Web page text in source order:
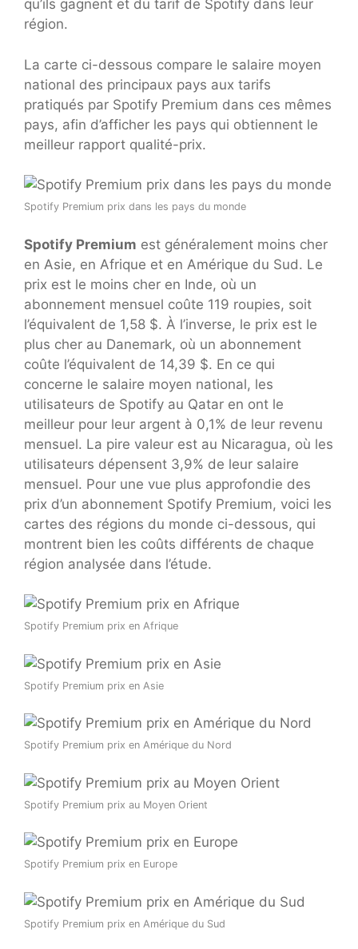
qu’ils gagnent et du tarif de Spotify dans leur
région.
La carte ci-dessous compare le salaire moyen
national des principaux pays aux tarifs
pratiqués par Spotify Premium dans ces mêmes
pays, afin d’afficher les pays qui obtiennent le
meilleur rapport qualité-prix.
Spotify Premium prix dans les pays du monde
Spotify Premium est généralement moins cher
en Asie, en Afrique et en Amérique du Sud. Le
prix est le moins cher en Inde, où un
abonnement mensuel coûte 119 roupies, soit
l’équivalent de 1,58 $. À l’inverse, le prix est le
plus cher au Danemark, où un abonnement
coûte l’équivalent de 14,39 $. En ce qui
concerne le salaire moyen national, les
utilisateurs de Spotify au Qatar en ont le
meilleur pour leur argent à 0,1% de leur revenu
mensuel. La pire valeur est au Nicaragua, où les
utilisateurs dépensent 3,9% de leur salaire
mensuel. Pour une vue plus approfondie des
prix d’un abonnement Spotify Premium, voici les
cartes des régions du monde ci-dessous, qui
montrent bien les coûts différents de chaque
région analysée dans l’étude.
Spotify Premium prix en Afrique
Spotify Premium prix en Asie
Spotify Premium prix en Amérique du Nord
Spotify Premium prix au Moyen Orient
Spotify Premium prix en Europe
Spotify Premium prix en Amérique du Sud